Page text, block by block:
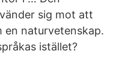
sig mot att
en naturvetenskap.
istället?